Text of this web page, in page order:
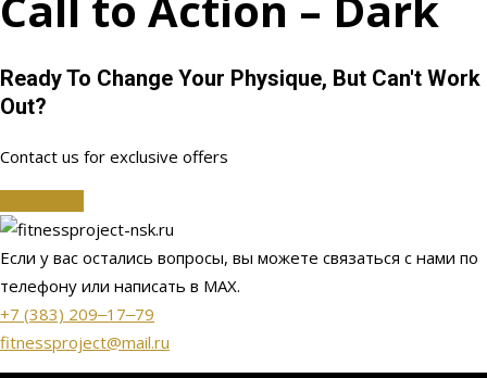
Ready To Change Your Physique, But Can't Work
Out?
Contact us for exclusive offers
Если у вас остались вопросы, вы можете связаться с нами по
телефону или написать в МАХ.
+7 (383) 209‒17‒79
fitnessproject@mail.ru